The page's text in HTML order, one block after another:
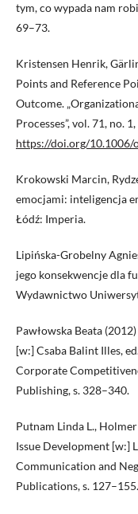
tym, co wypada nam
69–73.
Kristensen Henrik,
Points and Reference
Outcome.
Processes”, vol. 71, no.
https://doi.org/10.1006/
Krokowski Marcin,
emocjami: inteligencja
Łódź: Imperia.
Lipińska-Grobelny
jego konsekwencje dla
Wydawnictwo
Pawłowska Beata
[w:] Csaba Balint Illes,
Corporate
Publishing, s. 328–340.
Putnam Linda L.,
Issue Development [w:]
Communication and
Publications, s. 127–155.